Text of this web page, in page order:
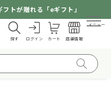
トが贈れる「eギフト」
探す ログイン カート 店舗情報
メニュー